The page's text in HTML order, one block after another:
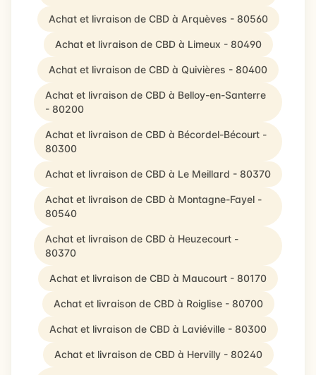
Achat et livraison de CBD à Arquèves - 80560
Achat et livraison de CBD à Limeux - 80490
Achat et livraison de CBD à Quivières - 80400
Achat et livraison de CBD à Belloy-en-Santerre
- 80200
Achat et livraison de CBD à Bécordel-Bécourt -
80300
Achat et livraison de CBD à Le Meillard - 80370
Achat et livraison de CBD à Montagne-Fayel -
80540
Achat et livraison de CBD à Heuzecourt -
80370
Achat et livraison de CBD à Maucourt - 80170
Achat et livraison de CBD à Roiglise - 80700
Achat et livraison de CBD à Laviéville - 80300
Achat et livraison de CBD à Hervilly - 80240